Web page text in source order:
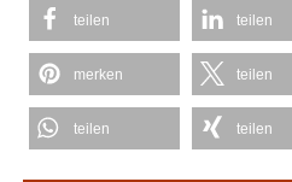
teilen teilen
merken teilen
teilen teilen